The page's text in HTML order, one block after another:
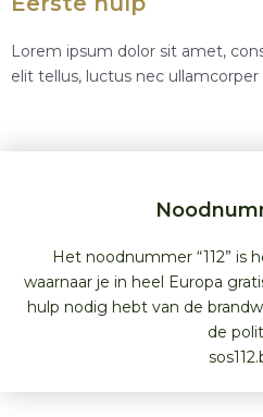
Lorem ipsum dolor sit amet,
elit tellus, luctus nec
Het noodnummer “112”
waarnaar je in heel Europa
hulp nodig hebt van de
de